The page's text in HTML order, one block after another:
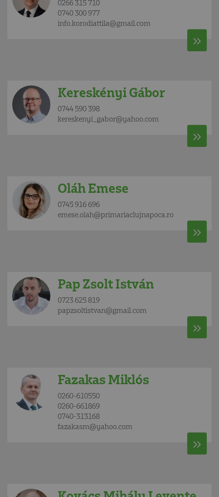
0266 315 710
0740 300 977
info.korodiattila@gmail.com
Kereskényi Gábor
0744 590 398
kereskenyi_gabor@yahoo.com
Oláh Emese
0745 916 696
emese.olah@primariaclujnapoca.ro
Pap Zsolt István
0723 625 819
papzsoltistvan@gmail.com
Fazakas Miklós
0260-610550
0260-661869
0740-313168
fazakasm@yahoo.com